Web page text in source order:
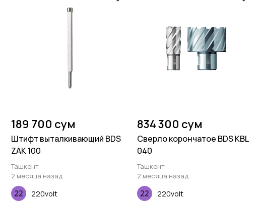
189 700 сум
Штифт выталкивающий BDS
ZAK 100
Ташкент
2 месяца назад
220volt
834 300 сум
Сверло корончатое BDS KBL
040
Ташкент
2 месяца назад
220volt